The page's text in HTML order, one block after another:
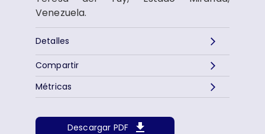
Venezuela.
Detalles
Descargar PDF
Métricas
Compartir